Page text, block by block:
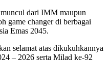
dari IMM maupun
game changer di berbagai
Emas 2045.
selamat atas dikukuhkannya
– 2026 serta Milad ke-92